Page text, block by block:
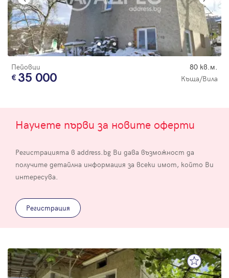
Пейовци 80 кв.м.
35 000 Къща/Вила
Научете първи за новите оферти
Регистрацията в address.bg Ви дава възможност да
получите детайлна информация за всеки имот, който Ви
интересува.
Регистрация